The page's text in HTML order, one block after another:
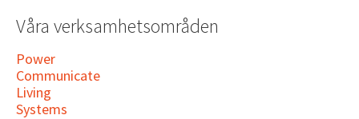
Våra verksamhetsområden
Power
Communicate
Living
Systems